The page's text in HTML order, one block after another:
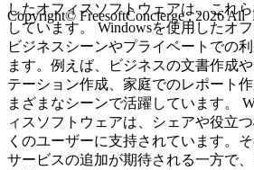
したオフィスソフトウェアは、これ
しています。 Windowsを使用したオ
ビジネスシーンやプライベートでの
ます。例えば、ビジネスの文書作成
テーション作成、家庭でのレポート
まざまなシーンで活躍しています。
ィスソフトウェアは、シェアや役立
くのユーザーに支持されています。
サービスの追加が期待される一方で
Copyright© FreesoftConcierge , 2026 All